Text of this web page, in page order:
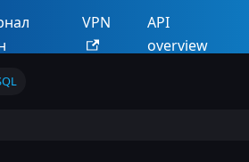
VPN
API
overview